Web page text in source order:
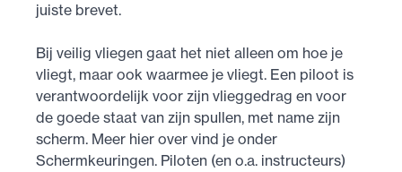
juiste brevet.
Bij veilig vliegen gaat het niet alleen om hoe je
vliegt, maar ook waarmee je vliegt. Een piloot is
verantwoordelijk voor zijn vlieggedrag en voor
de goede staat van zijn spullen, met name zijn
scherm. Meer hier over vind je onder
Schermkeuringen. Piloten (en o.a. instructeurs)